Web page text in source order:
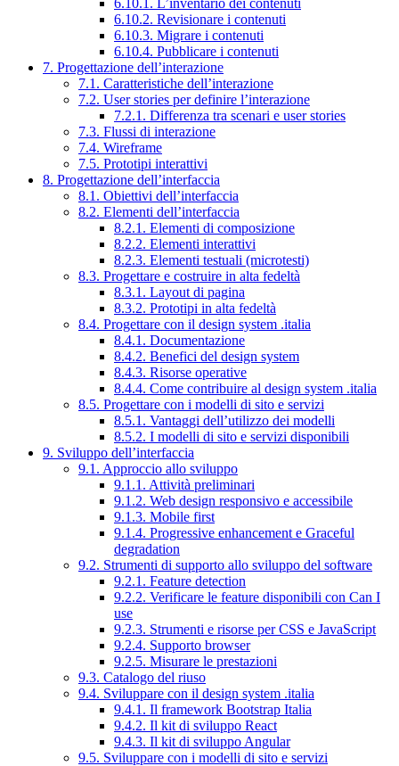
6.10.1. L’inventario dei contenuti
6.10.2. Revisionare i contenuti
6.10.3. Migrare i contenuti
6.10.4. Pubblicare i contenuti
7. Progettazione dell’interazione
7.1. Caratteristiche dell’interazione
7.2. User stories per definire l’interazione
7.2.1. Differenza tra scenari e user stories
7.3. Flussi di interazione
7.4. Wireframe
7.5. Prototipi interattivi
8. Progettazione dell’interfaccia
8.1. Obiettivi dell’interfaccia
8.2. Elementi dell’interfaccia
8.2.1. Elementi di composizione
8.2.2. Elementi interattivi
8.2.3. Elementi testuali (microtesti)
8.3. Progettare e costruire in alta fedeltà
8.3.1. Layout di pagina
8.3.2. Prototipi in alta fedeltà
8.4. Progettare con il design system .italia
8.4.1. Documentazione
8.4.2. Benefici del design system
8.4.3. Risorse operative
8.4.4. Come contribuire al design system .italia
8.5. Progettare con i modelli di sito e servizi
8.5.1. Vantaggi dell’utilizzo dei modelli
8.5.2. I modelli di sito e servizi disponibili
9. Sviluppo dell’interfaccia
9.1. Approccio allo sviluppo
9.1.1. Attività preliminari
9.1.2. Web design responsivo e accessibile
9.1.3. Mobile first
9.1.4. Progressive enhancement e Graceful
degradation
9.2. Strumenti di supporto allo sviluppo del software
9.2.1. Feature detection
9.2.2. Verificare le feature disponibili con Can I
use
9.2.3. Strumenti e risorse per CSS e JavaScript
9.2.4. Supporto browser
9.2.5. Misurare le prestazioni
9.3. Catalogo del riuso
9.4. Sviluppare con il design system .italia
9.4.1. Il framework Bootstrap Italia
9.4.2. Il kit di sviluppo React
9.4.3. Il kit di sviluppo Angular
9.5. Sviluppare con i modelli di sito e servizi